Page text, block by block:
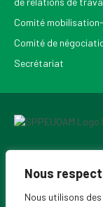
Nous
Nous utilisons
Comité
Comité de
Secrétariat